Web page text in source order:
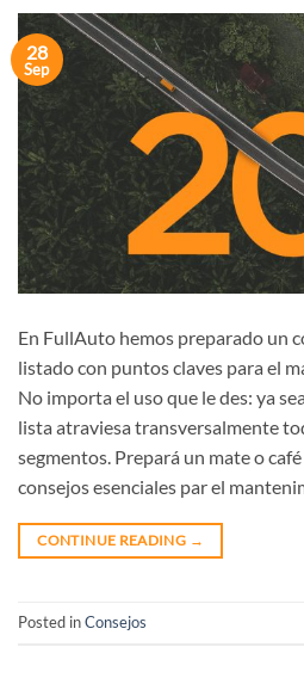
28
Sep
En FullAuto hemos preparado un
listado con puntos claves para el
No importa el uso que le des: ya
lista atraviesa transversalmente
segmentos. Prepará un mate o
consejos esenciales par el
CONTINUE READING →
Posted inConsejos